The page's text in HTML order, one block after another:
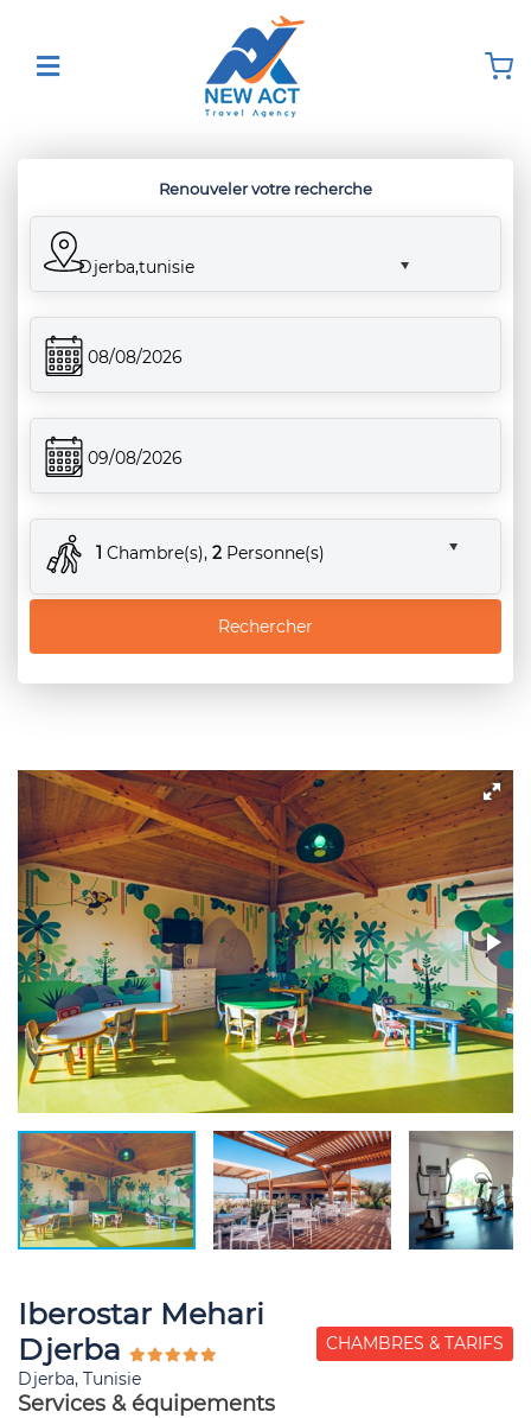
Renouveler votre recherche
Djerba,tunisie
08/08/2026
09/08/2026
1 Chambre(s), 2 Personne(s)
Rechercher
Iberostar Mehari
Djerba
Djerba, Tunisie
CHAMBRES & TARIFS
Services & équipements